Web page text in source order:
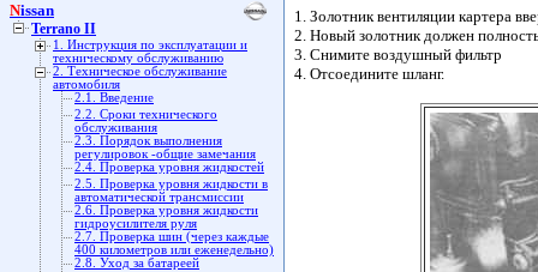
Nissan
Terrano II
1. Инструкция по эксплуатации и
техническому обслуживанию
2. Техническое обслуживание
автомобиля
2.1. Введение
2.2. Сроки технического
обслуживания
2.3. Порядок выполнения
регулировок -общие замечания
2.4. Проверка уровня жидкостей
2.5. Проверка уровня жидкости в
автоматической трансмиссии
2.6. Проверка уровня жидкости
гидроусилителя руля
2.7. Проверка шин (через каждые
400 километров или еженедельно)
2.8. Уход за батареей
1. Золотник вентиляции картера
2. Новый золотник должен
3. Снимите воздушный фильтр
4. Отсоедините шланг.